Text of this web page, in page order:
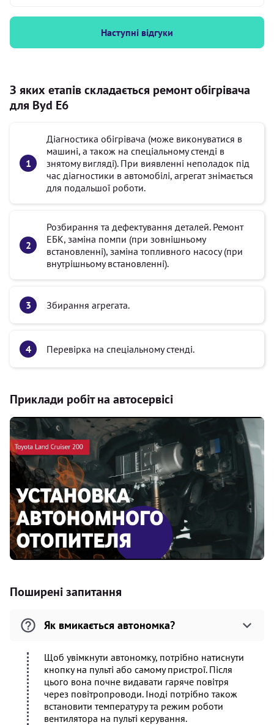
Наступні відгуки
З яких етапів складається ремонт обігрівача
для Byd E6
Діагностика обігрівача (може виконуватися в
машині, а також на спеціальному стенді в
знятому вигляді). При виявленні неполадок під
час діагностики в автомобілі, агрегат знімається
для подальшої роботи.
Розбирання та дефектування деталей. Ремонт
ЕБК, заміна помпи (при зовнішньому
встановленні), заміна топливного насосу (при
внутрішньому встановленні).
Збирання агрегата.
Перевірка на спеціальному стенді.
Приклади робіт на автосервісі
Поширені запитання
Як вмикається автономка?
Щоб увімкнути автономку, потрібно натиснути
кнопку на пульті або самому пристрої. Після
цього вона почне видавати гаряче повітря
через повітропроводи. Іноді потрібно також
встановити температуру та режим роботи
вентилятора на пульті керування.